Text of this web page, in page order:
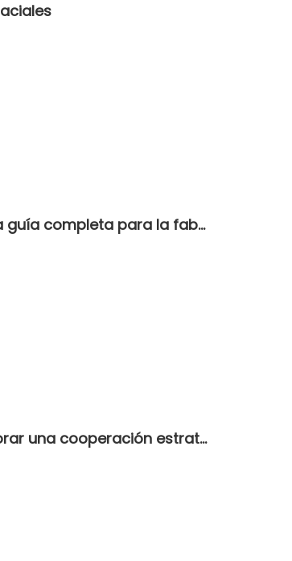
Explicación del proceso de engarzado: una guía completa para la fabricación de mazos de cables
Un cliente indio visita XSD Cable para explorar una cooperación estratégica más profunda